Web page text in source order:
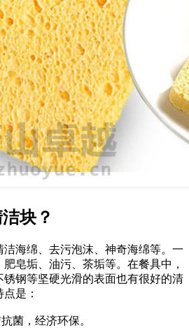
块？
洁海绵、去污泡沫、神奇海绵等。一
皂垢、油污、茶垢等。在餐具中，
钢等坚硬光滑的表面也有很好的清
是：
，经济环保。